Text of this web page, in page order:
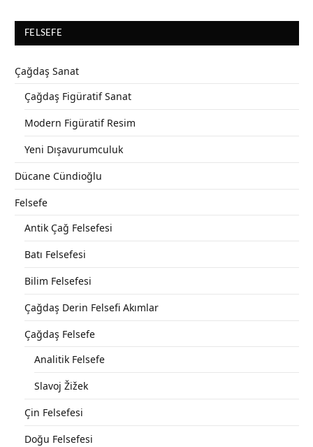
FELSEFE
Çağdaş Sanat
Çağdaş Figüratif Sanat
Modern Figüratif Resim
Yeni Dışavurumculuk
Dücane Cündioğlu
Felsefe
Antik Çağ Felsefesi
Batı Felsefesi
Bilim Felsefesi
Çağdaş Derin Felsefi Akımlar
Çağdaş Felsefe
Analitik Felsefe
Slavoj Žižek
Çin Felsefesi
Doğu Felsefesi